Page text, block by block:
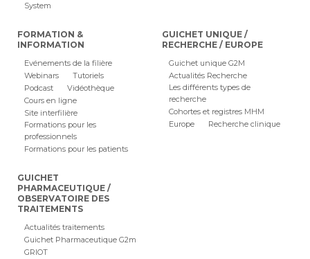
System
FORMATION &
INFORMATION
Evénements de la filière
Webinars
Tutoriels
Podcast
Vidéothèque
Cours en ligne
Site interfilière
Formations pour les
professionnels
Formations pour les patients
GUICHET UNIQUE /
RECHERCHE / EUROPE
Guichet unique G2M
Actualités Recherche
Les différents types de
recherche
Cohortes et registres MHM
Europe
Recherche clinique
GUICHET
PHARMACEUTIQUE /
OBSERVATOIRE DES
TRAITEMENTS
Actualités traitements
Guichet Pharmaceutique G2m
GRIOT